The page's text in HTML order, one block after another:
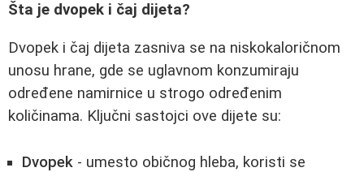
Šta je dvopek i čaj dijeta?
Dvopek i čaj dijeta zasniva se na niskokaloričnom
unosu hrane, gde se uglavnom konzumiraju
određene namirnice u strogo određenim
količinama. Ključni sastojci ove dijete su:
Dvopek - umesto običnog hleba, koristi se